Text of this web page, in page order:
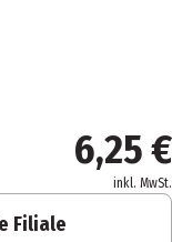
6,25 €
inkl. MwSt.
Filiale